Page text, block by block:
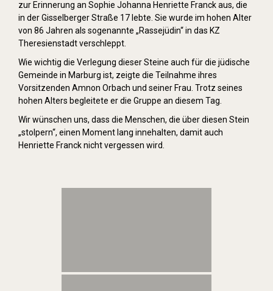
zur Erinnerung an Sophie Johanna Henriette Franck aus, die
in der Gisselberger Straße 17 lebte. Sie wurde im hohen Alter
von 86 Jahren als sogenannte „Rassejüdin“ in das KZ
Theresienstadt verschleppt.
Wie wichtig die Verlegung dieser Steine auch für die jüdische
Gemeinde in Marburg ist, zeigte die Teilnahme ihres
Vorsitzenden Amnon Orbach und seiner Frau. Trotz seines
hohen Alters begleitete er die Gruppe an diesem Tag.
Wir wünschen uns, dass die Menschen, die über diesen Stein
„stolpern“, einen Moment lang innehalten, damit auch
Henriette Franck nicht vergessen wird.